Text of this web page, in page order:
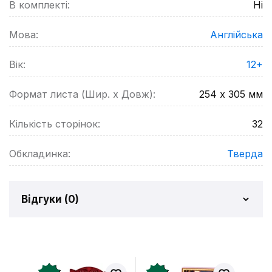
В комплекті: Ні
Мова: Англійська
Вік: 12+
Формат листа (Шир. х Довж): 254 х 305 мм
Кількість сторінок: 32
Обкладинка: Тверда
Відгуки (0)